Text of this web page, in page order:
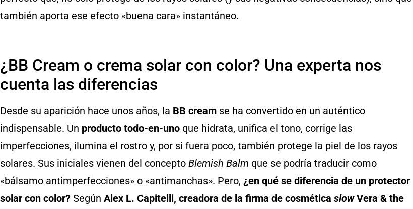
también aporta ese efecto «buena cara» instantáneo.
¿BB Cream o crema solar con color? Una experta nos
cuenta las diferencias
Desde su aparición hace unos años, la BB cream se ha convertido en un auténtico
indispensable. Un producto todo-en-uno que hidrata, unifica el tono, corrige las
imperfecciones, ilumina el rostro y, por si fuera poco, también protege la piel de los rayos
solares. Sus iniciales vienen del concepto Blemish Balm que se podría traducir como
«bálsamo antimperfecciones» o «antimanchas». Pero, ¿en qué se diferencia de un protector
solar con color? Según Alex L. Capitelli, creadora de la firma de cosmética slowVera & the